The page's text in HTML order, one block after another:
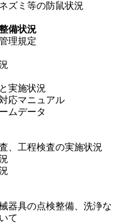
ズミ等の防鼠状況
備状況
理規定
実施状況
応マニュアル
ムデータ
、工程検査の実施状況
器具の点検整備、洗浄
て